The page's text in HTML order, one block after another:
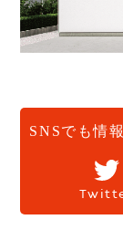
SNSでも情